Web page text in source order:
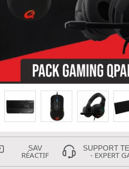
SAV
RÉACTIF
SUPPORT
- EXPERT